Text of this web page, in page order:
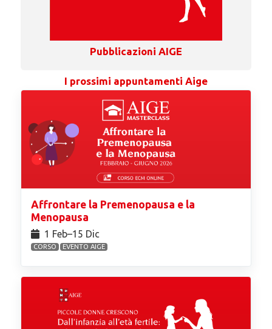
Pubblicazioni AIGE
I prossimi appuntamenti Aige
Affrontare la Premenopausa e la
Menopausa
1 Feb⁠–15 Dic
CORSO EVENTO AIGE